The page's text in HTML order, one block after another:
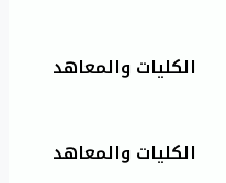
الكليات والمعاهد
الكليات والمعاهد